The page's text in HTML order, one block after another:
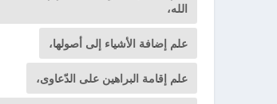
الله،
علم إضافة الأشياء إلى أصولها،
علم إقامة البراهين على الدّعاوى،